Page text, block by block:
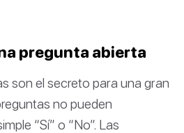
pregunta abierta
son el secreto para una gran
no pueden
“Sí” o “No”. Las